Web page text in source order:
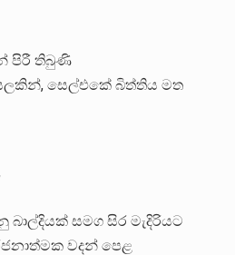
පිරී තිබුණි
සෙල්එකේ බිත්තිය මත
සමග සිර මැදිරියට
වදන් පෙළ